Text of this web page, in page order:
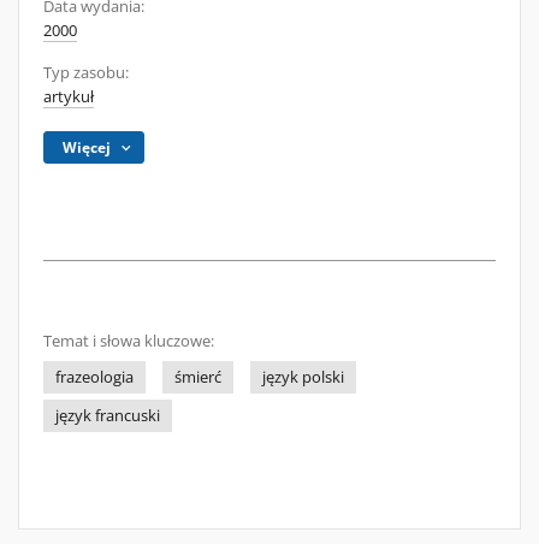
Data wydania:
2000
Typ zasobu:
artykuł
Więcej
Temat i słowa kluczowe:
frazeologia
śmierć
język polski
język francuski